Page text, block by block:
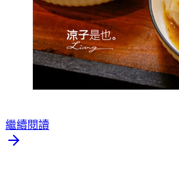
繼續閱讀